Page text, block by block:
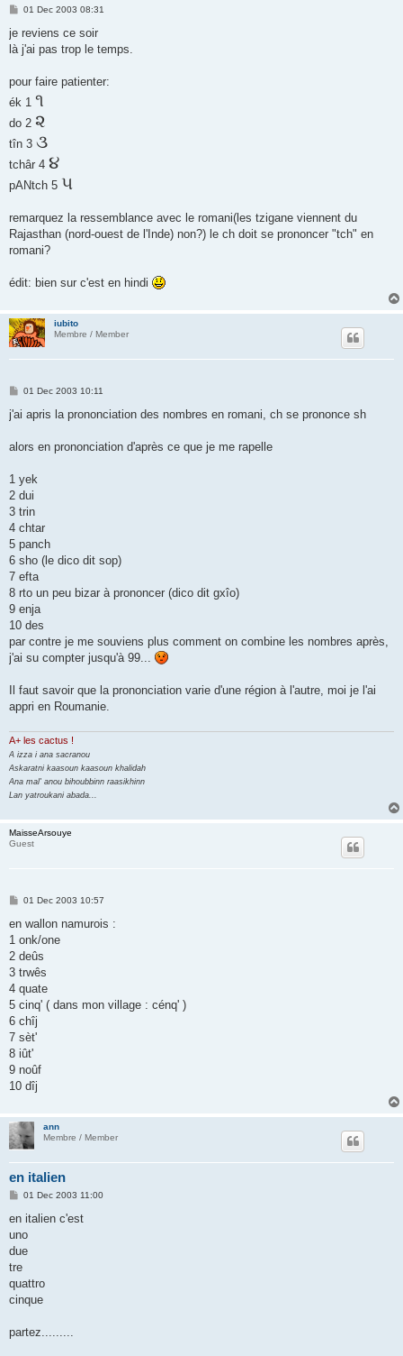
P
s
01 Dec 2003 08:31
je reviens ce soir
là j'ai pas trop le temps.
pour faire patienter:
ék 1 ૧
do 2 ૨
tîn 3 ૩
tchâr 4 ૪
pANtch 5 ૫
remarquez la ressemblance avec le romani(les tzigane viennent du
Rajasthan (nord-ouest de l'Inde) non?) le ch doit se prononcer "tch" en
romani?
édit: bien sur c'est en hindi
iubito
Membre / Member
P
s
01 Dec 2003 10:11
j'ai apris la prononciation des nombres en romani, ch se prononce sh
alors en prononciation d'après ce que je me rapelle
1 yek
2 dui
3 trin
4 chtar
5 panch
6 sho (le dico dit sop)
7 efta
8 rto un peu bizar à prononcer (dico dit gxîo)
9 enja
10 des
par contre je me souviens plus comment on combine les nombres après,
j'ai su compter jusqu'à 99...
Il faut savoir que la prononciation varie d'une région à l'autre, moi je l'ai
appri en Roumanie.
A+ les cactus !
A izza i ana sacranou
Askaratni kaasoun kaasoun khalidah
Ana mal' anou bihoubbinn raasikhinn
Lan yatroukani abada...
MaisseArsouye
Guest
P
s
01 Dec 2003 10:57
en wallon namurois :
1 onk/one
2 deûs
3 trwês
4 quate
5 cinq' ( dans mon village : cénq' )
6 chîj
7 sèt'
8 iût'
9 noûf
10 dîj
ann
Membre / Member
en italien
P
s
01 Dec 2003 11:00
en italien c'est
uno
due
tre
quattro
cinque
partez.........